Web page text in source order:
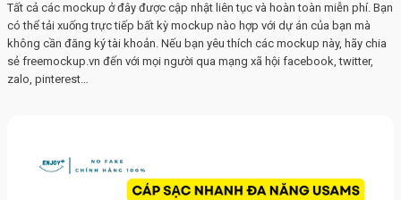
Tất cả các mockup ở đây được cập nhật liên tục và hoàn toàn miễn phí. Bạn
có thể tải xuống trực tiếp bất kỳ mockup nào hợp với dự án của bạn mà
không cần đăng ký tài khoản. Nếu bạn yêu thích các mockup này, hãy chia
sẻ freemockup.vn đến với mọi người qua mạng xã hội facebook, twitter,
zalo, pinterest…